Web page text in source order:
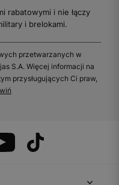
rabatowymi i nie łączy
i brelokami.
przetwarzanych w
S.A. Więcej informacji na
przysługujących Ci praw,